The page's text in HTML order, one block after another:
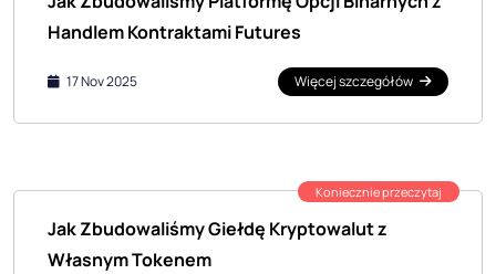
Handlem Kontraktami Futures
17 Nov 2025 Więcej szczegółów
Koniecznie przeczytaj
Jak Zbudowaliśmy Giełdę Kryptowalut z
Własnym Tokenem